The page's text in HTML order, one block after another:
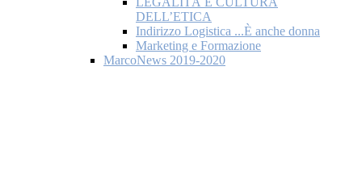
DELL’ETICA
Indirizzo Logistica ...È anche donna
Marketing e Formazione
MarcoNews 2019-2020